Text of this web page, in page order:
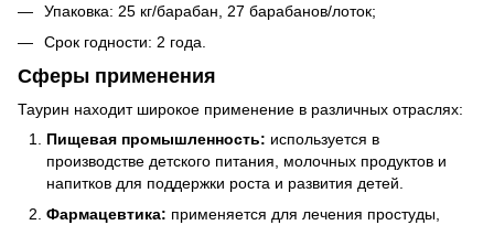
Упаковка: 25 кг/барабан, 27 барабанов/лоток;
Срок годности: 2 года.
Сферы применения
Таурин находит широкое применение в различных отраслях:
Пищевая промышленность: используется в
производстве детского питания, молочных продуктов и
напитков для поддержки роста и развития детей.
Фармацевтика: применяется для лечения простуды,